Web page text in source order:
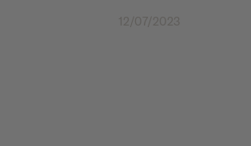
12/07/2023